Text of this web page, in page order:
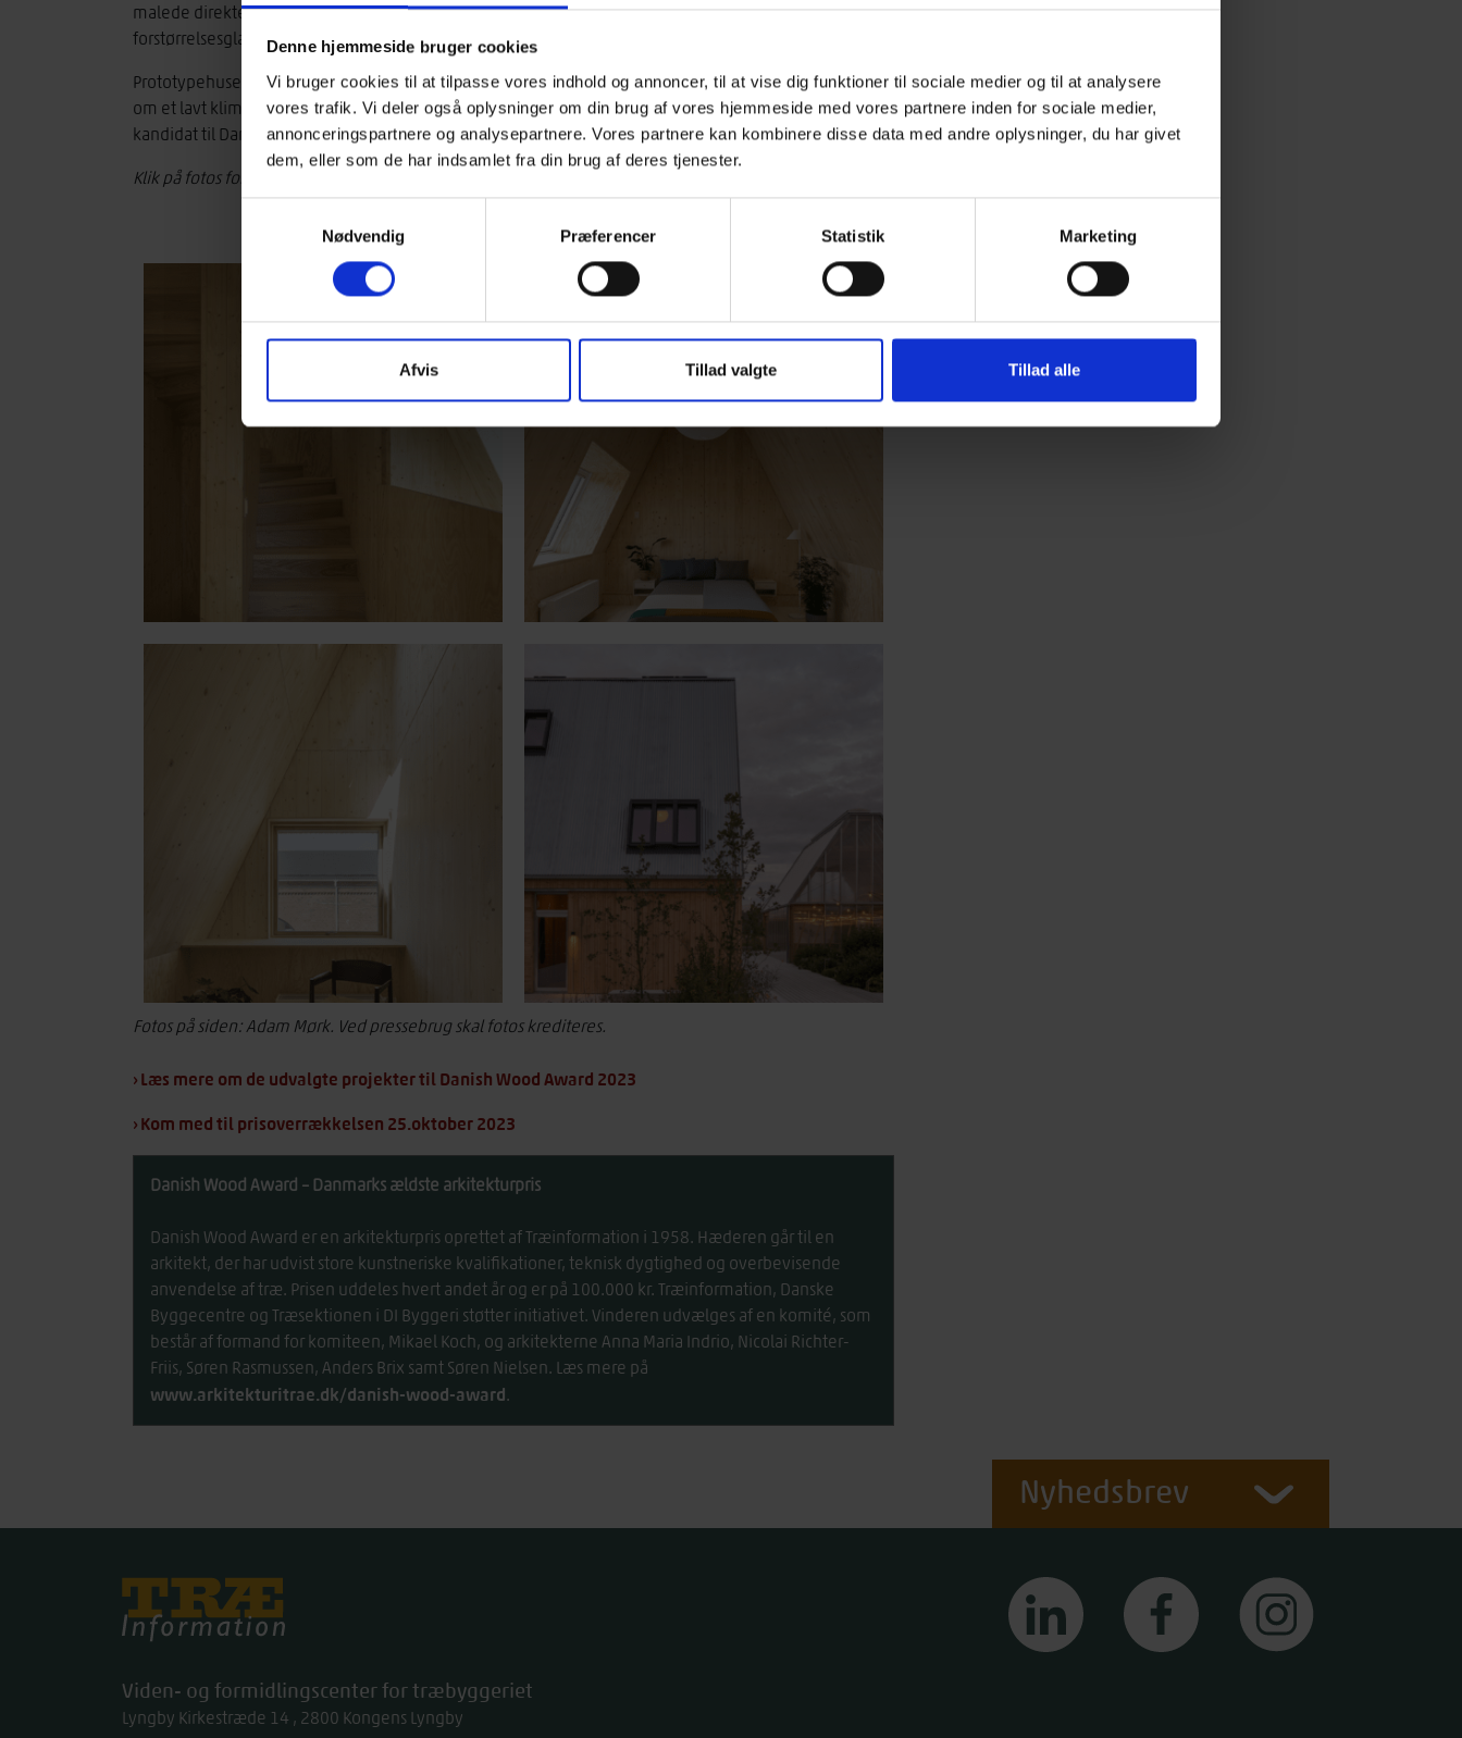
Denne hjemmeside bruger cookies
Vi bruger cookies til at tilpasse vores indhold og annoncer, til at vise dig funktioner til sociale medier og til at analysere
vores trafik. Vi deler også oplysninger om din brug af vores hjemmeside med vores partnere inden for sociale medier,
annonceringspartnere og analysepartnere. Vores partnere kan kombinere disse data med andre oplysninger, du har givet
dem, eller som de har indsamlet fra din brug af deres tjenester.
Nødvendig
Præferencer Statistik Marketing
Afvis Tillad valgte Tillad alle
malede direkte med pulveriserede østersskaller. Det giver en meget delikat lys grålig farve, der under
forstørrelsesglas afslører perlemoren. Alle rum er meget velbelyste og står fint i relation til hinanden.
Prototypehusene viser et interessant arkitektonisk udtryk, der nøje hænger sammen med ambitionen
om et lavt klimaaftryk. For en arkitektur, der viser en anden vej, har vi udvalgt Living Places som
kandidat til Danish Wood Award 2023.
Klik på fotos for fuld størrelse
Fotos på siden: Adam Mørk. Ved pressebrug skal fotos krediteres.
› Læs mere om de udvalgte projekter til Danish Wood Award 2023
› Kom med til prisoverrækkelsen 25.oktober 2023
Danish Wood Award – Danmarks ældste arkitekturpris
Danish Wood Award er en arkitekturpris oprettet af Træinformation i 1958. Hæderen går til en
arkitekt, der har udvist store kunstneriske kvalifikationer, teknisk dygtighed og overbevisende
anvendelse af træ. Prisen uddeles hvert andet år og er på 100.000 kr. Træinformation, Danske
Byggecentre og Træsektionen i DI Byggeri støtter initiativet. Vinderen udvælges af en komité, som
består af formand for komiteen, Mikael Koch, og arkitekterne Anna Maria Indrio, Nicolai Richter-
Friis, Søren Rasmussen, Anders Brix samt Søren Nielsen. Læs mere på
www.arkitekturitrae.dk/danish-wood-award.
Viden- og formidlingscenter for træbyggeriet
Lyngby Kirkestræde 14 2800 Kongens Lyngby
Nyhedsbrev
linkedin facebook